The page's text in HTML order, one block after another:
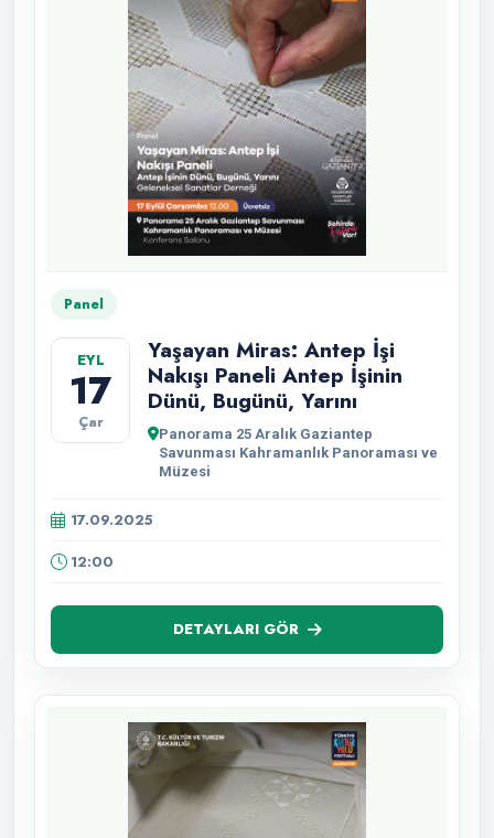
Panel
EYL
17
Çar
Yaşayan Miras: Antep İşi
Nakışı Paneli Antep İşinin
Dünü, Bugünü, Yarını
Panorama 25 Aralık Gaziantep
Savunması Kahramanlık Panoraması ve
Müzesi
17.09.2025
12:00
DETAYLARI GÖR